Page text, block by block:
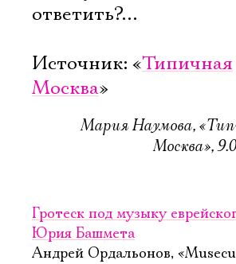
ответить?…
Источник: «Типичная
Москва»
Мария Наумова,
Москва»,
Гротеск под музыку
Юрия Башмета
Андрей Ордальонов,